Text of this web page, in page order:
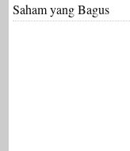
Saham yang Bagus